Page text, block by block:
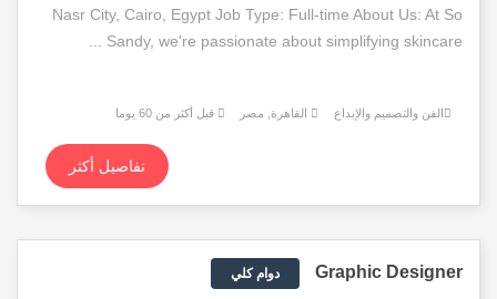
Nasr City, Cairo, Egypt Job Type: Full-time About Us: At So
Sandy, we're passionate about simplifying skincare ...
الفن والتصميم والإبداع القاهرة, مصر قبل أكثر من 60 يوما
تفاصيل أكثر
Graphic Designer دوام كلي